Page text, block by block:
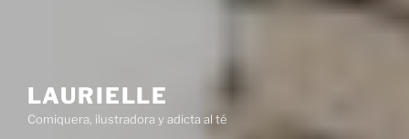
LAURIELLE
Comiquera, ilustradora y adicta al té